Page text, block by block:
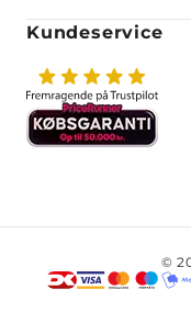
Kundeservice
©